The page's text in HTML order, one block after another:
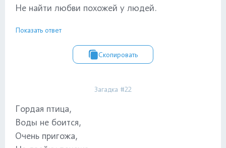
Не найти любви похожей у людей.
Показать ответ
Скопировать
Загадка #22
Гордая птица,
Воды не боится,
Очень пригожа,